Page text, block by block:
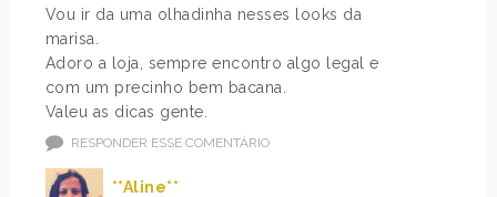
Vou ir da uma olhadinha nesses looks da
marisa.
Adoro a loja, sempre encontro algo legal e
com um precinho bem bacana.
Valeu as dicas gente.
RESPONDER ESSE COMENTÁRIO
**Aline**